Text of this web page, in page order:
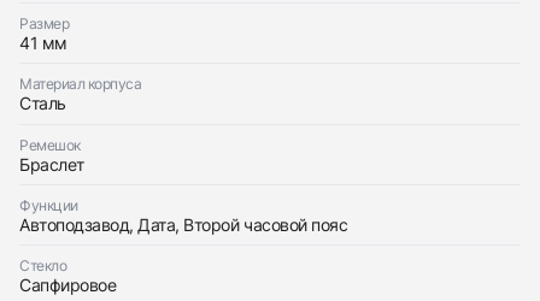
Размер
41 мм
Материал корпуса
Сталь
Ремешок
Браслет
Функции
Автоподзавод, Дата, Второй часовой пояс
Стекло
Сапфировое